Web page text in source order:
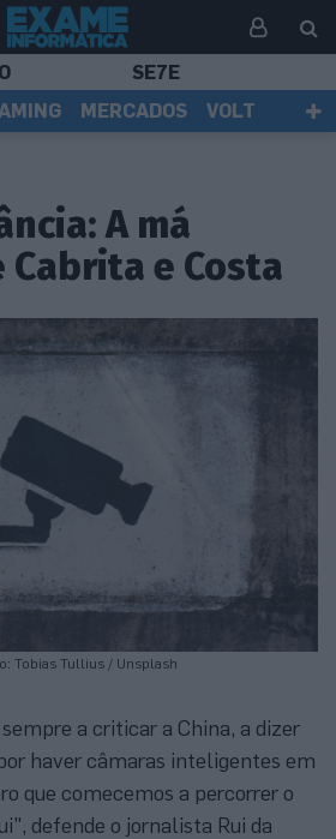
SE7E
MERCADOS
VOLT
A má
Cabrita e Costa
Tobias Tullius / Unsplash
a criticar a China, a dizer
haver câmaras inteligentes em
que comecemos a percorrer o
defende o jornalista Rui da